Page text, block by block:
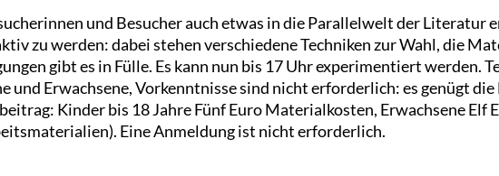
und Besucher auch etwas in die Parallelwelt der Literatur
zu werden: dabei stehen verschiedene Techniken zur Wahl, die
gibt es in Fülle. Es kann nun bis 17 Uhr experimentiert werden.
und Erwachsene, Vorkenntnisse sind nicht erforderlich: es genügt die
Kinder bis 18 Jahre Fünf Euro Materialkosten, Erwachsene Elf
Eine Anmeldung ist nicht erforderlich.